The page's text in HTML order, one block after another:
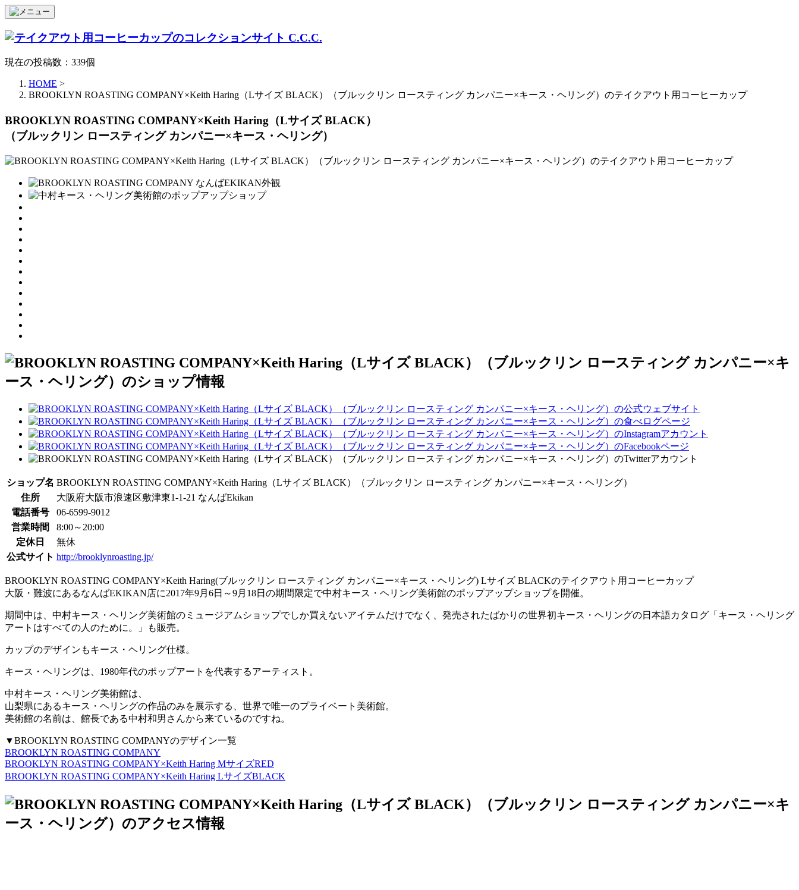
現在の投稿数：339個
HOME >
BROOKLYN ROASTING COMPANY×Keith Haring（Lサイズ BLACK）（ブルックリン ロースティング カンパニー×キース・ヘリング）のテイクアウト用コーヒーカップ
BROOKLYN ROASTING COMPANY×Keith Haring（Lサイズ BLACK）
（ブルックリン ロースティング カンパニー×キース・ヘリング）
ショップ名 BROOKLYN ROASTING COMPANY×Keith Haring（Lサイズ BLACK）（ブルックリン ロースティング カンパニー×キース・ヘリング）
住所
大阪府大阪市浪速区敷津東1-1-21 なんばEkikan
電話番号
06-6599-9012
営業時間
8:00～20:00
定休日
無休
公式サイト http://brooklynroasting.jp/
BROOKLYN ROASTING COMPANY×Keith Haring(ブルックリン ロースティング カンパニー×キース・ヘリング) Lサイズ BLACKのテイクアウト用コーヒーカップ
大阪・難波にあるなんばEKIKAN店に2017年9月6日～9月18日の期間限定で中村キース・ヘリング美術館のポップアップショップを開催。
期間中は、中村キース・ヘリング美術館のミュージアムショップでしか買えないアイテムだけでなく、発売されたばかりの世界初キース・ヘリングの日本語カタログ「キース・ヘリング
アートはすべての人のために。」も販売。
カップのデザインもキース・ヘリング仕様。
キース・ヘリングは、1980年代のポップアートを代表するアーティスト。
中村キース・ヘリング美術館は、
山梨県にあるキース・ヘリングの作品のみを展示する、世界で唯一のプライベート美術館。
美術館の名前は、館長である中村和男さんから来ているのですね。
▼BROOKLYN ROASTING COMPANYのデザイン一覧
BROOKLYN ROASTING COMPANY
BROOKLYN ROASTING COMPANY×Keith Haring MサイズRED
BROOKLYN ROASTING COMPANY×Keith Haring LサイズBLACK